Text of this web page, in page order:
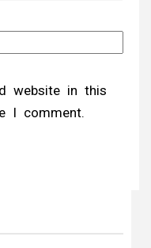
website in this
I comment.